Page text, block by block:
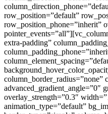
row_position=”default”
row_position_phone=”inherit”
extra-padding”
column_border_radius=”none”
advanced_gradient_angle=”0″
overlay_strength=”0.3″
animation_type=”default”